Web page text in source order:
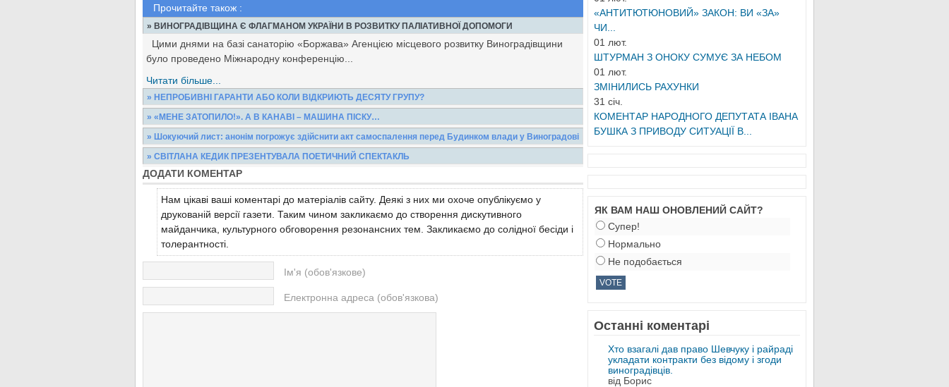
Прочитайте також :
» ВИНОГРАДІВЩИНА Є ФЛАГМАНОМ УКРАЇНИ В РОЗВИТКУ ПАЛІАТИВНОЇ ДОПОМОГИ
Цими днями на базі санаторію «Боржава» Агенцією місцевого розвитку Виноградівщини
було проведено Міжнародну конференцію...
Читати більше...
» НЕПРОБИВНІ ГАРАНТИ АБО КОЛИ ВІДКРИЮТЬ ДЕСЯТУ ГРУПУ?
Перше, що кидається в очі, коли під’їжджаєш до сільського будинку влади у Підвиноградові
- нова ще не штукатурена церква під ...
Читати більше...
» «МЕНЕ ЗАТОПИЛО!». А В КАНАВІ – МАШИНА ПІСКУ…
Тільки-но зійде сніг і підуть тривалі дощі, як то тут, то там не тільки з’являються нові
вибоїни, але й виринають проблеми, спричинені...
Читати більше...
» Шокуючий лист: анонім погрожує здійснити акт самоспалення перед Будинком влади у Виноградові
Шокуючий лист надійшов на адресу редакції «Новин Виноградівщини» від читача одного з
сіл Виноградівського району. Чоловік обіцяє...
Читати більше...
» СВІТЛАНА КЕДИК ПРЕЗЕНТУВАЛА ПОЕТИЧНИЙ СПЕКТАКЛЬ
У черговий раз здивувала публіку виноградівська поетеса Світлана Кедик. 9 лютого у JJ-
клубі вона провела власний творчий вечір, на...
Читати більше...
ДОДАТИ КОМЕНТАР
Нам цікаві ваші коментарі до матеріалів сайту. Деякі з них ми охоче опублікуємо у
друкованій версії газети. Таким чином закликаємо до створення дискутивного
майданчика, культурного обговорення резонансних тем. Закликаємо до солідної бесіди і
толерантності.
Ім'я (обов'язкове)
Електронна адреса (обов'язкова)
«АНТИТЮТЮНОВИЙ» ЗАКОН: ВИ «ЗА»
ЧИ...
01 лют.
ШТУРМАН З ОНОКУ СУМУЄ ЗА НЕБОМ
01 лют.
ЗМІНИЛИСЬ РАХУНКИ
31 січ.
КОМЕНТАР НАРОДНОГО ДЕПУТАТА ІВАНА
БУШКА З ПРИВОДУ СИТУАЦІЇ В...
ЯК ВАМ НАШ ОНОВЛЕНИЙ САЙТ?
Супер!
Нормально
Не подобається
Останні коментарі
Хто взагалі дав право Шевчуку і райраді
укладати контракти без відому і згоди
виноградівців.
від Борис